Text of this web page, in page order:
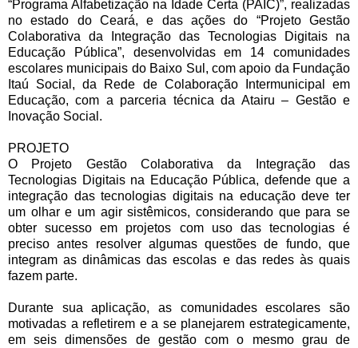
“Programa Alfabetização na Idade Certa (PAIC)”, realizadas
no estado do Ceará, e das ações do “Projeto Gestão
Colaborativa da Integração das Tecnologias Digitais na
Educação Pública”, desenvolvidas em 14 comunidades
escolares municipais do Baixo Sul, com apoio da Fundação
Itaú Social, da Rede de Colaboração Intermunicipal em
Educação, com a parceria técnica da Atairu – Gestão e
Inovação Social.
PROJETO
O Projeto Gestão Colaborativa da Integração das
Tecnologias Digitais na Educação Pública, defende que a
integração das tecnologias digitais na educação deve ter
um olhar e um agir sistêmicos, considerando que para se
obter sucesso em projetos com uso das tecnologias é
preciso antes resolver algumas questões de fundo, que
integram as dinâmicas das escolas e das redes às quais
fazem parte.
Durante sua aplicação, as comunidades escolares são
motivadas a refletirem e a se planejarem estrategicamente,
em seis dimensões de gestão com o mesmo grau de